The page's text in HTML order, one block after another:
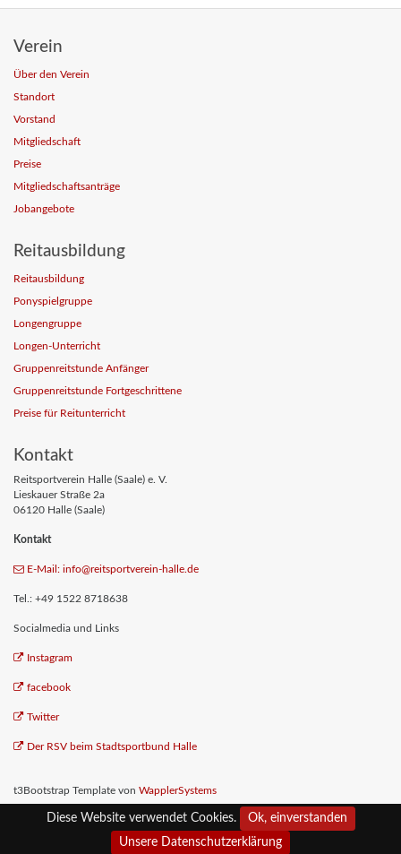
Verein
Über den Verein
Standort
Vorstand
Mitgliedschaft
Preise
Mitgliedschaftsanträge
Jobangebote
Reitausbildung
Reitausbildung
Ponyspielgruppe
Longengruppe
Longen-Unterricht
Gruppenreitstunde Anfänger
Gruppenreitstunde Fortgeschrittene
Preise für Reitunterricht
Kontakt
Reitsportverein Halle (Saale) e. V.
Lieskauer Straße 2a
06120 Halle (Saale)
Kontakt
E-Mail: info@reitsportverein-halle.de
Tel.: +49 1522 8718638
Socialmedia und Links
Instagram
facebook
Twitter
Der RSV beim Stadtsportbund Halle
t3Bootstrap Template von WapplerSystems
Impressum
Diese Website verwendet Cookies.
Ok, einverstanden
Unsere Datenschutzerklärung